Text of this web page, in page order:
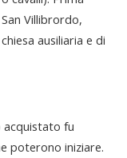
Villibrordo,
ausiliaria e di
acquistato fu
poterono iniziare.